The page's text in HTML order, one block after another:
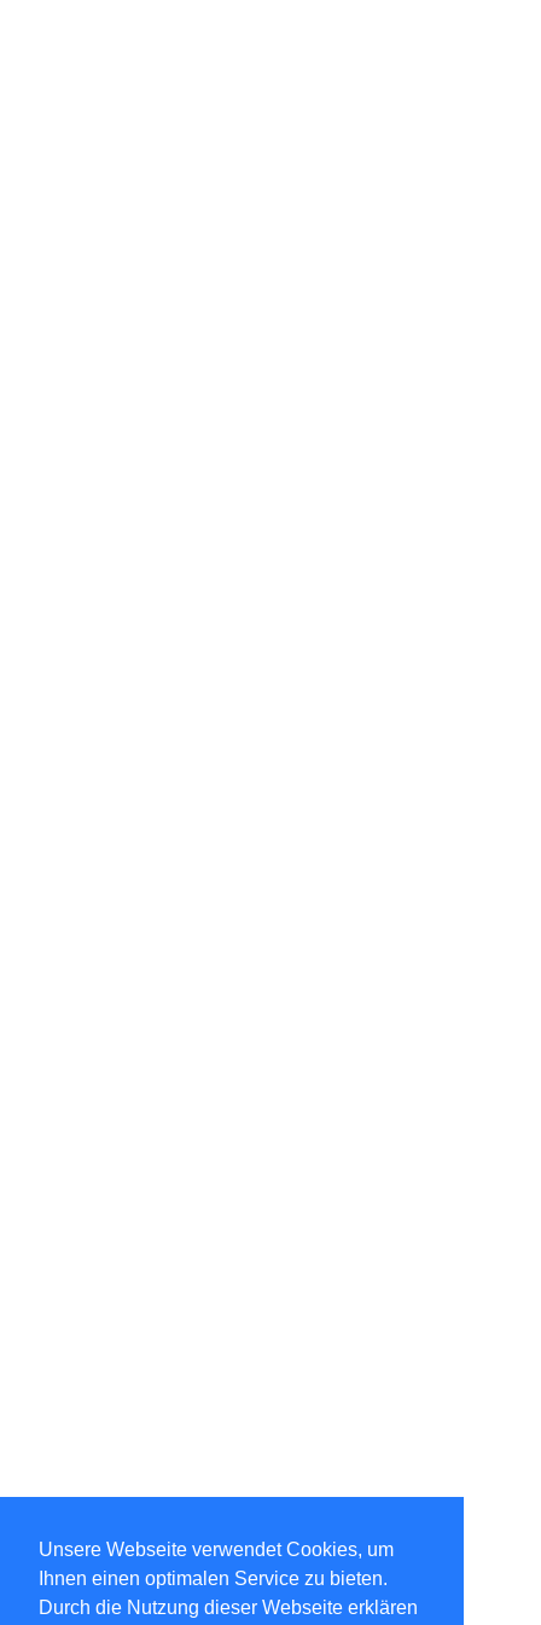
Unsere Webseite verwendet Cookies, um
Ihnen einen optimalen Service zu bieten.
Durch die Nutzung dieser Webseite erklären